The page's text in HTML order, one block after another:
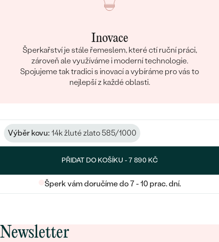
Inovace
Šperkařství je stále řemeslem, které ctí ruční práci,
zároveň ale využíváme i moderní technologie.
Spojujeme tak tradici s inovací a vybíráme pro vás to
nejlepší z každé oblasti.
Výběr kovu: 14k žluté zlato 585/1000
PŘIDAT DO KOŠÍKU -7 890 KČ
Šperk vám doručíme do 7 - 10 prac. dní.
Newsletter